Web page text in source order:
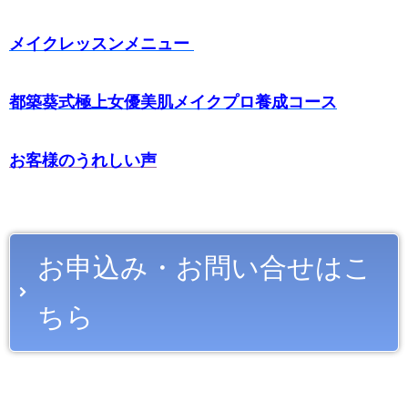
メイクレッスンメニュー
都築葵式極上女優美肌メイクプロ養成コース
お客様のうれしい声
お申込み・お問い合せはこ
ちら